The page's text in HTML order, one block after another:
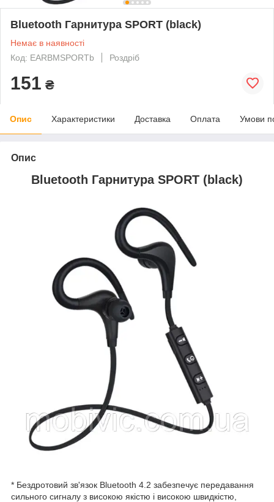
Bluetooth Гарнитура SPORT (black)
Немає в наявності
Код: EARBMSPORTb
Роздріб
151 ₴
Опис Характеристики Доставка Оплата Умови
Опис
Bluetooth Гарнитура SPORT (black)
* Бездротовий зв'язок Bluetooth 4.2 забезпечує передавання
сильного сигналу з високою якістю і високою швидкістю,